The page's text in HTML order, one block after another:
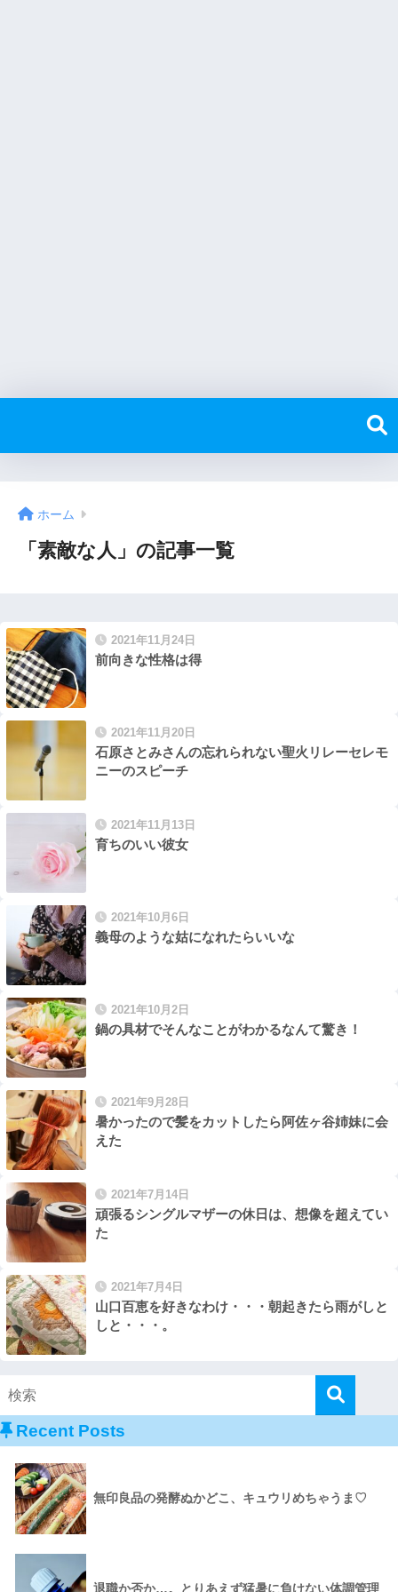
ホーム
「素敵な人」の記事一覧
2021年11月24日
前向きな性格は得
2021年11月20日
石原さとみさんの忘れられない聖火リレーセレモ
ニーのスピーチ
2021年11月13日
育ちのいい彼女
2021年10月6日
義母のような姑になれたらいいな
2021年10月2日
鍋の具材でそんなことがわかるなんて驚き！
2021年9月28日
暑かったので髪をカットしたら阿佐ヶ谷姉妹に会
えた
2021年7月14日
頑張るシングルマザーの休日は、想像を超えてい
た
2021年7月4日
山口百恵を好きなわけ・・・朝起きたら雨がしと
しと・・・。
Recent Posts
無印良品の発酵ぬかどこ、キュウリめちゃうま♡
退職か否か…。とりあえず猛暑に負けない体調管理